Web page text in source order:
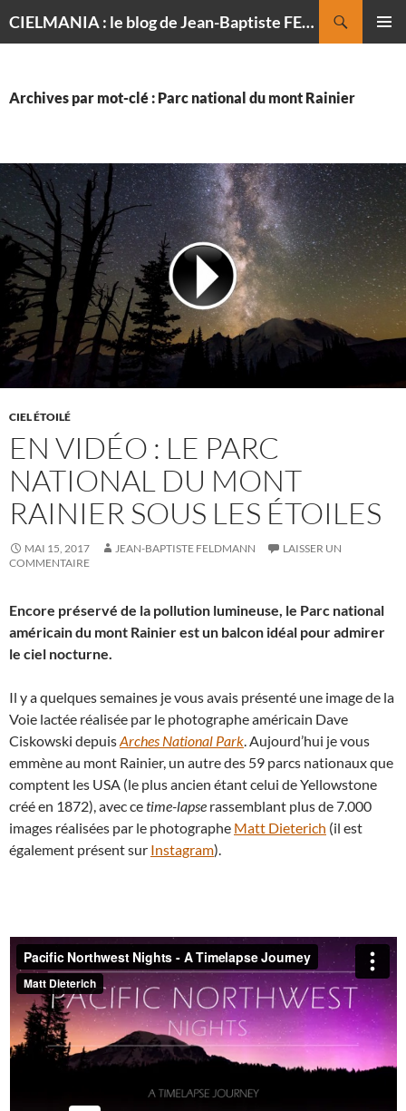
CIELMANIA : le blog de Jean-Baptiste FELDMANN, photographe du ciel
Archives par mot-clé : Parc national du mont Rainier
CIEL ÉTOILÉ
EN VIDÉO : LE PARC
NATIONAL DU MONT
RAINIER SOUS LES ÉTOILES
MAI 15, 2017 JEAN-BAPTISTE FELDMANN
LAISSER UN
COMMENTAIRE
Encore préservé de la pollution lumineuse, le Parc national
américain du mont Rainier est un balcon idéal pour admirer
le ciel nocturne.
Il y a quelques semaines je vous avais présenté une image de la
Voie lactée réalisée par le photographe américain Dave
Ciskowski depuisArches National Park. Aujourd’hui je vous
emmène au mont Rainier, un autre des 59 parcs nationaux que
comptent les USA (le plus ancien étant celui de Yellowstone
créé en 1872), avec cetime-lapse rassemblant plus de 7.000
images réalisées par le photographe Matt Dieterich (il est
également présent sur Instagram).